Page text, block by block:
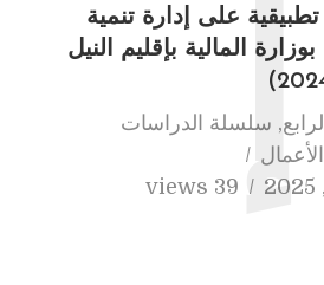
على إدارة تنمية
المالية بإقليم النيل
, سلسلة الدراسات
39 viewsإ